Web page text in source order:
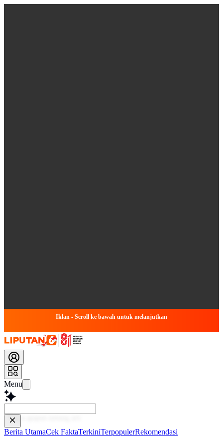
Iklan - Scroll ke bawah untuk melanjutkan
Menu
Baca lebih
Berita UtamaCek FaktaTerkiniTerpopulerRekomendasi